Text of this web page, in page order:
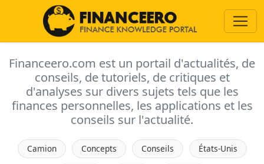
Financeero.com est un portail d'actualités, de
conseils, de tutoriels, de critiques et
d'analyses sur divers sujets tels que les
finances personnelles, les applications et les
conseils sur l'actualité.
Camion Concepts Conseils États-Unis